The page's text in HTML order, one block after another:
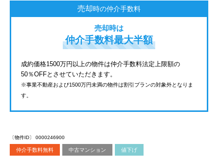
売却時の仲介手数料
売却時は
仲介手数料最大半額
成約価格1500万円以上の物件は仲介手数料法定上限額の
50％OFFとさせていただきます。
※事業不動産および1500万円未満の物件は割引プランの対象外となりま
す。
〔物件ID〕 0000246900
仲介手数料無料 中古マンション 値下げ